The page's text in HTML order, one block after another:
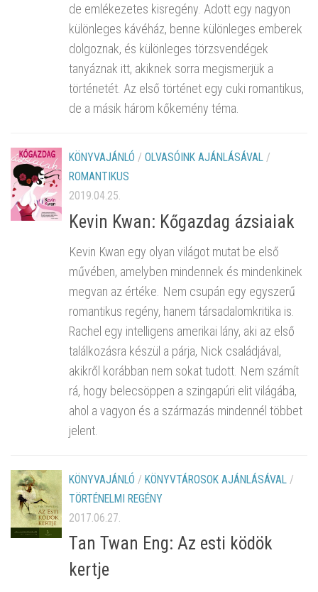
de emlékezetes kisregény. Adott egy nagyon
különleges kávéház, benne különleges emberek
dolgoznak, és különleges törzsvendégek
tanyáznak itt, akiknek sorra megismerjük a
történetét. Az első történet egy cuki romantikus,
de a másik három kőkemény téma.
KÖNYVAJÁNLÓ / OLVASÓINK AJÁNLÁSÁVAL /
ROMANTIKUS
2019.04.25.
Kevin Kwan: Kőgazdag ázsiaiak
Kevin Kwan egy olyan világot mutat be első
művében, amelyben mindennek és mindenkinek
megvan az értéke. Nem csupán egy egyszerű
romantikus regény, hanem társadalomkritika is.
Rachel egy intelligens amerikai lány, aki az első
találkozásra készül a párja, Nick családjával,
akikről korábban nem sokat tudott. Nem számít
rá, hogy belecsöppen a szingapúri elit világába,
ahol a vagyon és a származás mindennél többet
jelent.
KÖNYVAJÁNLÓ / KÖNYVTÁROSOK AJÁNLÁSÁVAL /
TÖRTÉNELMI REGÉNY
2017.06.27.
Tan Twan Eng: Az esti ködök
kertje